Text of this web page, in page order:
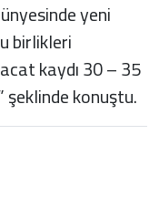
yeni
birlikleri
kaydı 30 – 35
şeklinde konuştu.